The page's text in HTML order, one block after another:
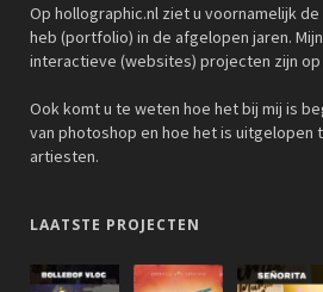
Op hollographic.nl ziet u voornamelijk
heb (portfolio) in de afgelopen jaren.
interactieve (websites) projecten zijn
Ook komt u te weten hoe het bij mij is
van photoshop en hoe het is uitgelopen
artiesten.
LAATSTE PROJECTEN